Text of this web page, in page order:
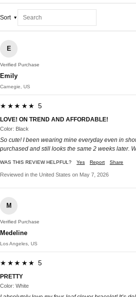
Sort
E
Verified Purchase
Emily
Carnegie, US
★★★★★ 5
LOVE! ON TREND AND AFFORDABLE!
Color: Black
So cute! I been wearing mine everyday even in
purchased and still looks the same 2 weeks later.
WAS THIS REVIEW HELPFUL? Yes Report Share
Reviewed in the United States on May 7, 2026
M
Verified Purchase
Medeline
Los Angeles, US
★★★★★ 5
PRETTY
Color: White